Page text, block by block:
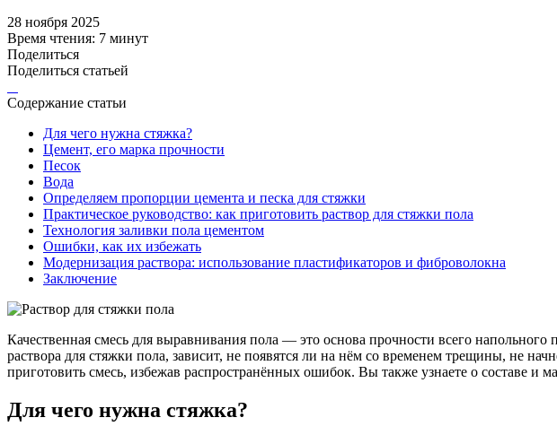
28 ноября 2025
Время чтения: 7 минут
Поделиться
Поделиться статьей
Содержание статьи
Для чего нужна стяжка?
Цемент, его марка прочности
Песок
Вода
Определяем пропорции цемента и песка для стяжки
Практическое руководство: как приготовить раствор для стяжки пола
Технология заливки пола цементом
Ошибки, как их избежать
Модернизация раствора: использование пластификаторов и фиброволокна
Заключение
Качественная смесь для выравнивания пола — это основа прочности всего
раствора для стяжки пола, зависит, не появятся ли на нём со временем трещины, не
приготовить смесь, избежав распространённых ошибок. Вы также узнаете о составе и
Для чего нужна стяжка?